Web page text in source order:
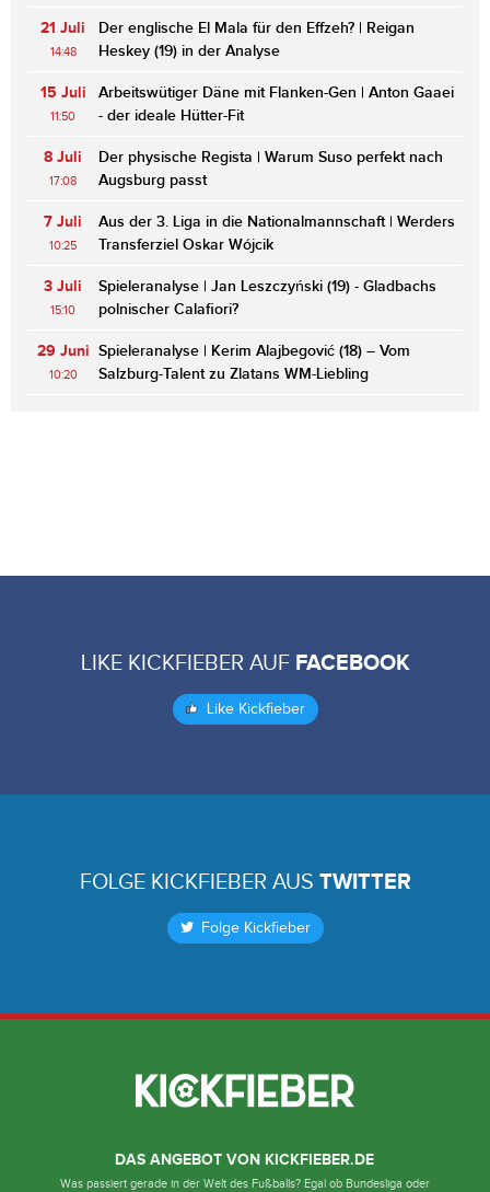
21 Juli
14:48
Der englische El Mala für den Effzeh? | Reigan
Heskey (19) in der Analyse
15 Juli
11:50
Arbeitswütiger Däne mit Flanken-Gen | Anton Gaaei
- der ideale Hütter-Fit
8 Juli
17:08
Der physische Regista | Warum Suso perfekt nach
Augsburg passt
7 Juli
10:25
Aus der 3. Liga in die Nationalmannschaft | Werders
Transferziel Oskar Wójcik
3 Juli
15:10
Spieleranalyse | Jan Leszczyński (19) - Gladbachs
polnischer Calafiori?
29 Juni
10:20
Spieleranalyse | Kerim Alajbegović (18) – Vom
Salzburg-Talent zu Zlatans WM-Liebling
LIKE KICKFIEBER AUF FACEBOOK
Like Kickfieber
FOLGE KICKFIEBER AUS TWITTER
Folge Kickfieber
DAS ANGEBOT VON KICKFIEBER.DE
Was passiert gerade in der Welt des Fußballs? Egal ob Bundesliga oder